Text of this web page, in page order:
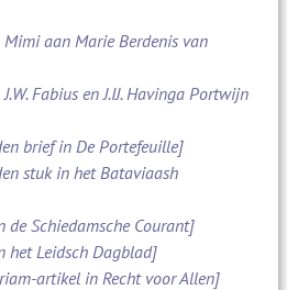
aan Marie Berdenis van
Fabius en J.IJ. Havinga Portwijn
brief in De Portefeuille]
stuk in het Bataviaash
Schiedamsche Courant]
het Leidsch Dagblad]
artikel in Recht voor Allen]